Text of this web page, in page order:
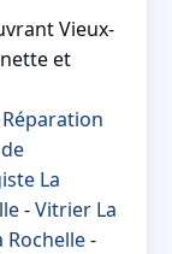
Vieux-
et
Réparation
La
-Vitrier La
Rochelle-